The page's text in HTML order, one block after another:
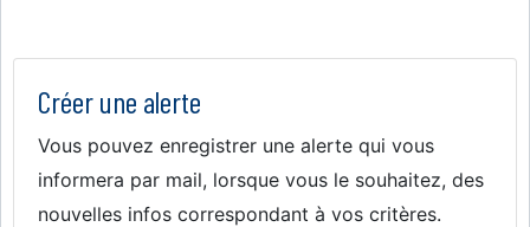
Créer une alerte
Vous pouvez enregistrer une alerte qui vous
informera par mail, lorsque vous le souhaitez, des
nouvelles infos correspondant à vos critères.